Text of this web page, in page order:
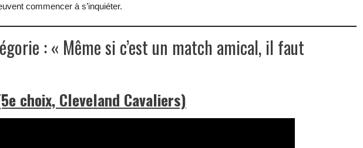
commencer à s’inquiéter.
: « Même si c’est un match amical, il faut
choix, Cleveland Cavaliers)